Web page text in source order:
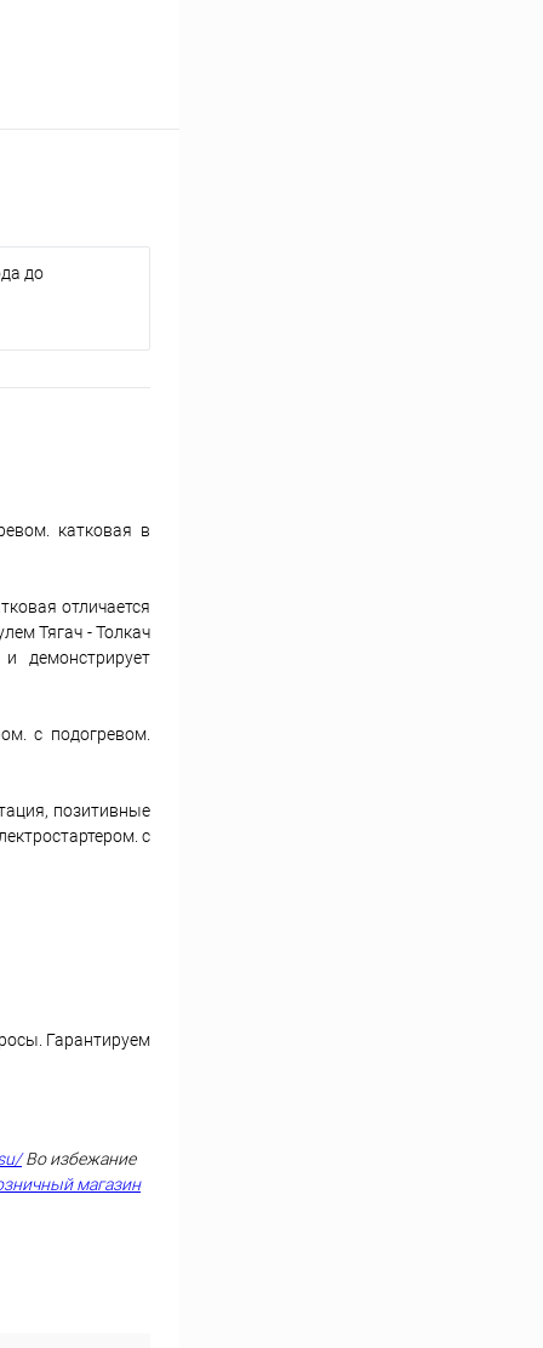
до
катковая в
отличается
Тягач - Толкач
демонстрирует
с подогревом.
позитивные
с
Гарантируем
Во избежание
магазин